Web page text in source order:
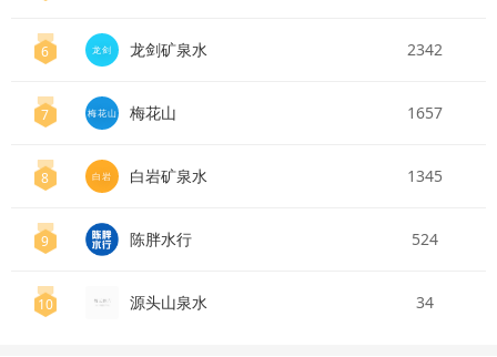
6 龙剑 龙剑矿泉水 2342
7 梅花山 梅花山 1657
8 白岩 白岩矿泉水 1345
9 陈胖水行 524
10 源头山泉水 34